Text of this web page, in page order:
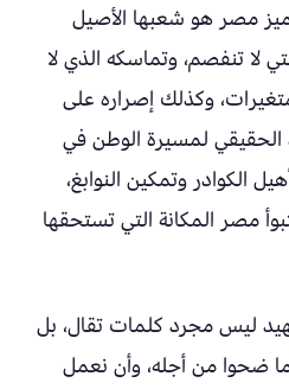
مصر هو شعبها الأصيل
لا تنفصم، وتماسكه الذي لا
وكذلك إصراره على
الحقيقي لمسيرة الوطن في
الكوادر وتمكين النوابغ،
مصر المكانة التي تستحقها
ليس مجرد كلمات تقال، بل
ضحوا من أجله، وأن نعمل